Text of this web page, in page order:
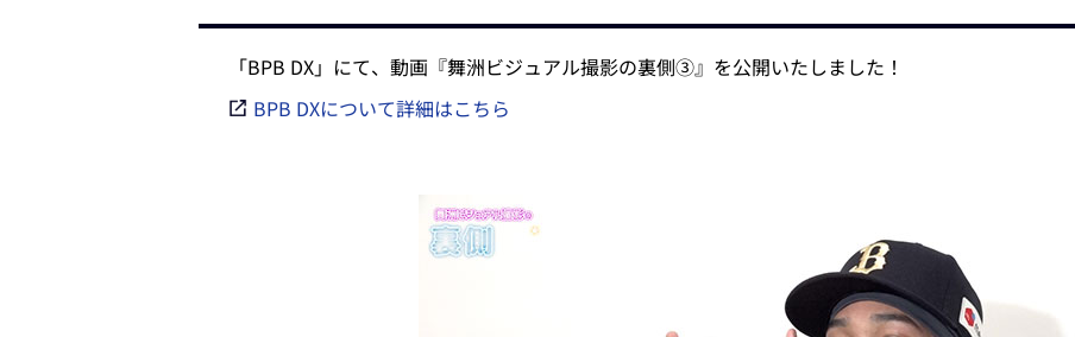
「BPB DX」にて、動画『舞洲ビジュアル撮影の裏側③』を公開いたしました！
BPB DXについて詳細はこちら